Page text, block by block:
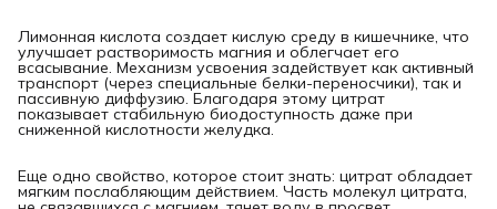
Лимонная кислота создает кислую среду в кишечнике, что
улучшает растворимость магния и облегчает его
всасывание. Механизм усвоения задействует как активный
транспорт (через специальные белки-переносчики), так и
пассивную диффузию. Благодаря этому цитрат
показывает стабильную биодоступность даже при
сниженной кислотности желудка.
Еще одно свойство, которое стоит знать: цитрат обладает
мягким послабляющим действием. Часть молекул цитрата,